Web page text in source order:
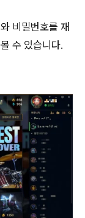
비밀번호를 재
수 있습니다.